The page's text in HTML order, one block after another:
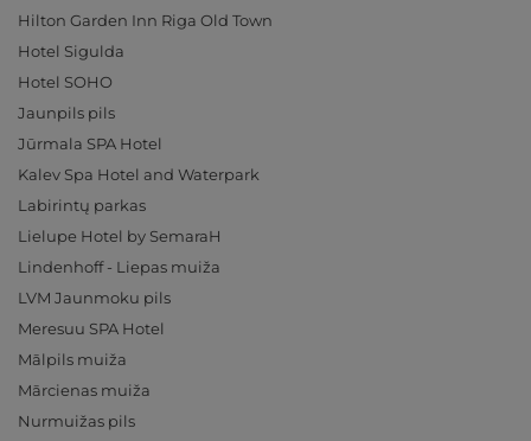
Hilton Garden Inn Riga Old Town
Hotel Sigulda
Hotel SOHO
Jaunpils pils
Jūrmala SPA Hotel
Kalev Spa Hotel and Waterpark
Labirintų parkas
Lielupe Hotel by SemaraH
Lindenhoff - Liepas muiža
LVM Jaunmoku pils
Meresuu SPA Hotel
Mālpils muiža
Mārcienas muiža
Nurmuižas pils